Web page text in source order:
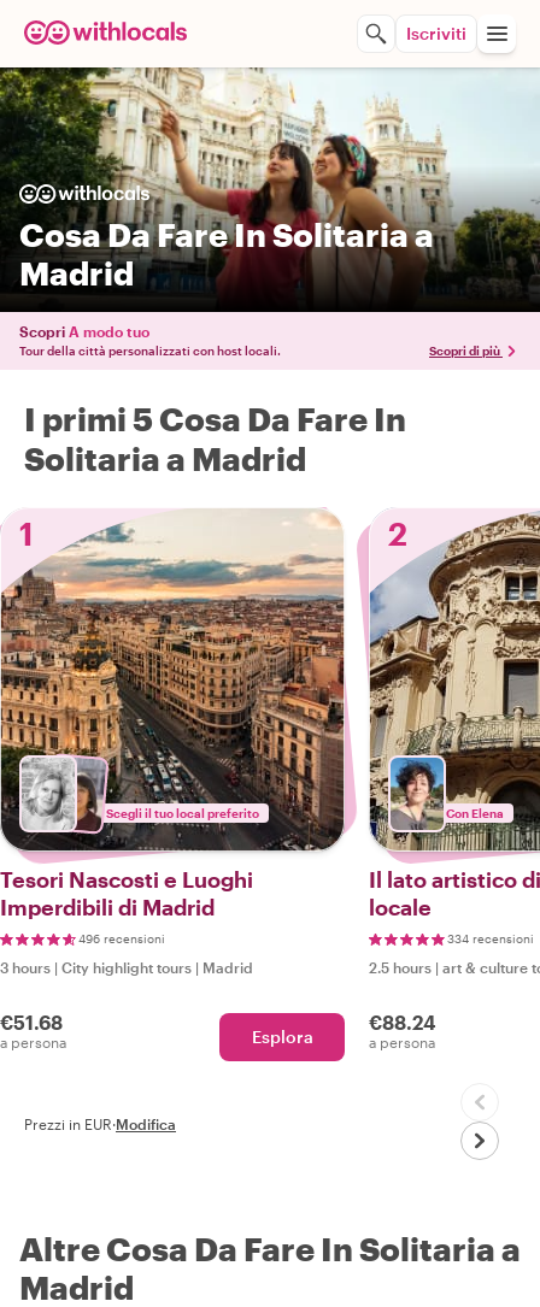
Iscriviti
Cosa Da Fare In Solitaria a
Madrid
Scopri A modo tuo
Tour della città personalizzati con host locali. Scopri di più
I primi 5 Cosa Da Fare In
Solitaria a Madrid
1
Scegli il tuo local preferito
Tesori Nascosti e Luoghi
Imperdibili di Madrid
496 recensioni
3 hours | City highlight tours | Madrid
€51.68
a persona Esplora
2
Con Elena
Il lato artistico
locale
334 recensioni
2.5 hours | art & culture
€88.24
a persona
Prezzi in EUR·Modifica
Altre Cosa Da Fare In Solitaria a
Madrid